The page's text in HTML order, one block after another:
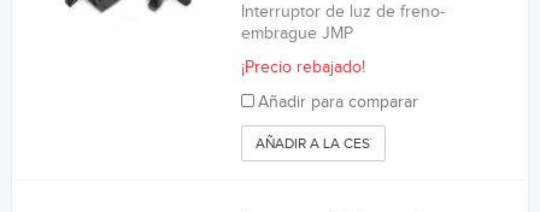
Interruptor de luz de freno-
embrague JMP
¡Precio rebajado!
Añadir para comparar
AÑADIR A LA CESTA